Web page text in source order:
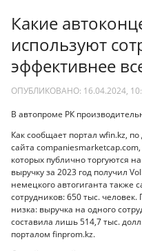
Какие
используют
эффективнее
ОПУБЛИКОВАНО: 16.04.2024,
В автопроме РК
Как сообщает портал wfin.kz,
сайта
которых публично торгуются
выручку за 2023 год получил
немецкого автогиганта также
сотрудников: 650 тыс.
низка: выручка на одного
составила лишь 514,7 тыс.
порталом finprom.kz.